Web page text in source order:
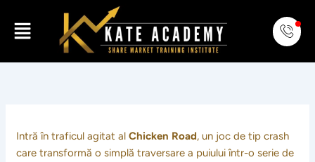
Menu
Intră în traficul agitat alChicken Road, un joc de tip crash
care transformă o simplă traversare a puiului într-o serie de